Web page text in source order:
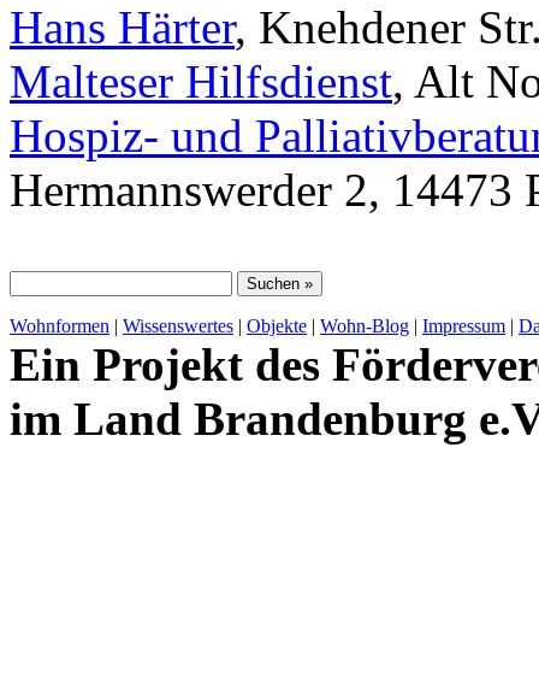
Hans Härter, Knehdener
Malteser Hilfsdienst, Alt
Hospiz- und
Hermannswerder 2, 14473
Wohnformen | Wissenswertes | Objekte | Wohn-Blog | Impressum |
Ein Projekt des
im Land Brandenburg